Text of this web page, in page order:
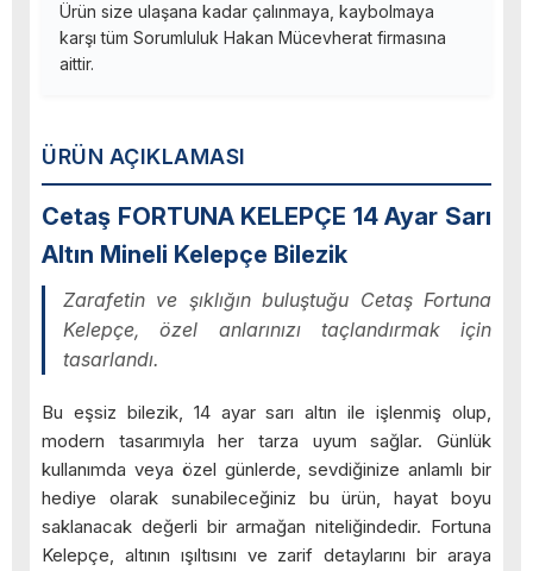
ÜRÜN AÇIKLAMASI
Cetaş FORTUNA KELEPÇE 14 Ayar Sarı
Altın Mineli Kelepçe Bilezik
Zarafetin ve şıklığın buluştuğu Cetaş Fortuna
Kelepçe, özel anlarınızı taçlandırmak için
tasarlandı.
Bu eşsiz bilezik, 14 ayar sarı altın ile işlenmiş olup,
modern tasarımıyla her tarza uyum sağlar. Günlük
kullanımda veya özel günlerde, sevdiğinize anlamlı bir
hediye olarak sunabileceğiniz bu ürün, hayat boyu
saklanacak değerli bir armağan niteliğindedir. Fortuna
Kelepçe, altının ışıltısını ve zarif detaylarını bir araya
Ürün size ulaşana kadar çalınmaya, kaybolmaya
karşı tüm Sorumluluk Hakan Mücevherat firmasına
aittir.